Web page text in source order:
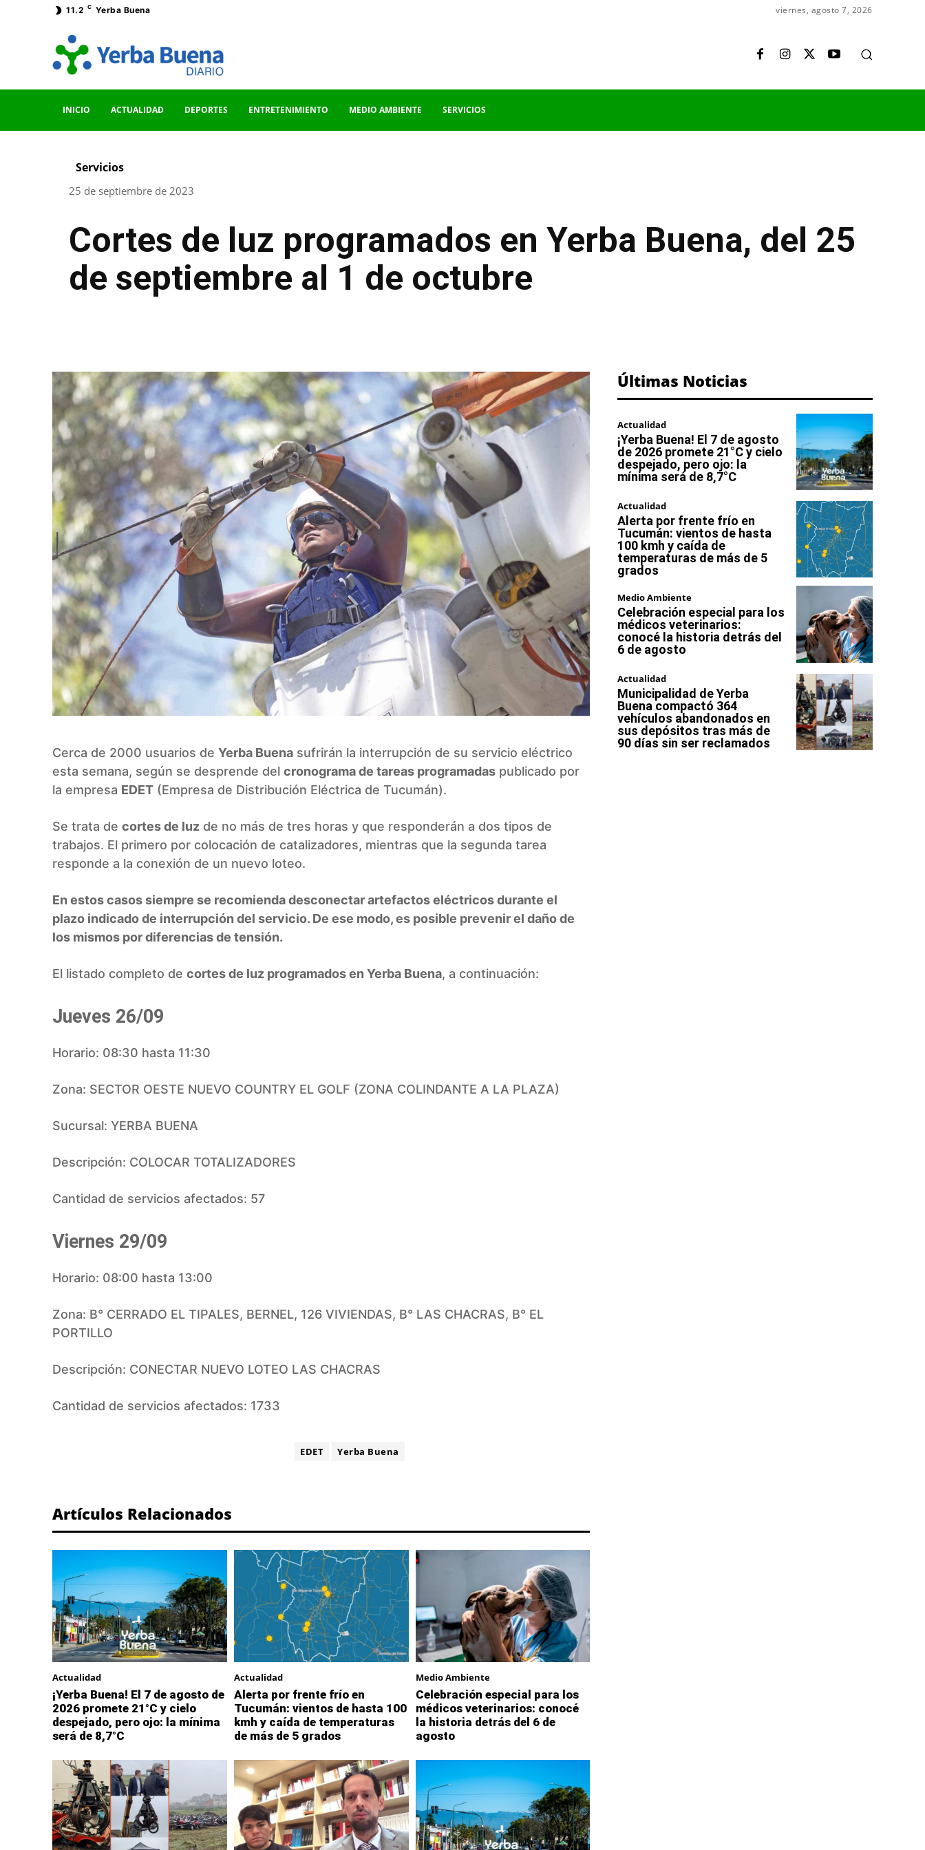
11.2 C Yerba Buena viernes, agosto 7, 2026
INICIO ACTUALIDAD DEPORTES ENTRETENIMIENTO MEDIO AMBIENTE SERVICIOS
Servicios
25 de septiembre de 2023
Cortes de luz programados en Yerba Buena, del 25
de septiembre al 1 de octubre
Cerca de 2000 usuarios de Yerba Buena sufrirán la interrupción de su servicio eléctrico
esta semana, según se desprende del cronograma de tareas programadas publicado por
la empresa EDET (Empresa de Distribución Eléctrica de Tucumán).
Se trata de cortes de luz de no más de tres horas y que responderán a dos tipos de
trabajos. El primero por colocación de catalizadores, mientras que la segunda tarea
responde a la conexión de un nuevo loteo.
En estos casos siempre se recomienda desconectar artefactos eléctricos durante el
plazo indicado de interrupción del servicio. De ese modo, es posible prevenir el daño de
los mismos por diferencias de tensión.
El listado completo de cortes de luz programados en Yerba Buena, a continuación:
Jueves 26/09
Horario: 08:30 hasta 11:30
Zona: SECTOR OESTE NUEVO COUNTRY EL GOLF (ZONA COLINDANTE A LA PLAZA)
Sucursal: YERBA BUENA
Descripción: COLOCAR TOTALIZADORES
Cantidad de servicios afectados: 57
Viernes 29/09
Horario: 08:00 hasta 13:00
Zona: B° CERRADO EL TIPALES, BERNEL, 126 VIVIENDAS, B° LAS CHACRAS, B° EL
PORTILLO
Descripción: CONECTAR NUEVO LOTEO LAS CHACRAS
Cantidad de servicios afectados: 1733
EDET Yerba Buena
Artículos Relacionados
Actualidad
¡Yerba Buena! El 7 de agosto de
2026 promete 21°C y cielo
despejado, pero ojo: la mínima
será de 8,7°C
Actualidad
Alerta por frente frío en
Tucumán: vientos de hasta 100
kmh y caída de temperaturas
de más de 5 grados
Medio Ambiente
Celebración especial para los
médicos veterinarios: conocé
la historia detrás del 6 de
agosto
Últimas Noticias
Actualidad
¡Yerba Buena! El 7 de agosto
de 2026 promete 21°C y cielo
despejado, pero ojo: la
mínima será de 8,7°C
Actualidad
Alerta por frente frío en
Tucumán: vientos de hasta
100 kmh y caída de
temperaturas de más de 5
grados
Medio Ambiente
Celebración especial para los
médicos veterinarios:
conocé la historia detrás del
6 de agosto
Actualidad
Municipalidad de Yerba
Buena compactó 364
vehículos abandonados en
sus depósitos tras más de
90 días sin ser reclamados